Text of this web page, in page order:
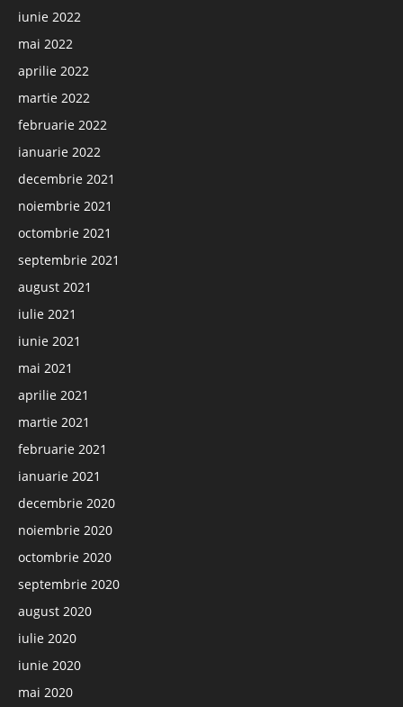
iunie 2022
mai 2022
aprilie 2022
martie 2022
februarie 2022
ianuarie 2022
decembrie 2021
noiembrie 2021
octombrie 2021
septembrie 2021
august 2021
iulie 2021
iunie 2021
mai 2021
aprilie 2021
martie 2021
februarie 2021
ianuarie 2021
decembrie 2020
noiembrie 2020
octombrie 2020
septembrie 2020
august 2020
iulie 2020
iunie 2020
mai 2020